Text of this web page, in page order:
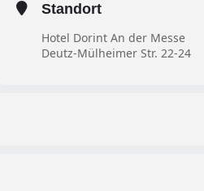
Standort
Hotel Dorint An der Messe
Deutz-Mülheimer Str. 22-24